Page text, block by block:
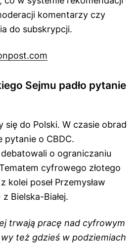
komentarzy czy
do subskrypcji.
Sejmu padło pytanie
się do Polski. W czasie obrad
pytanie o CBDC.
o ograniczaniu
cyfrowego złotego
kolei poseł Przemysław
Bielska-Białej.
trwają pracę nad cyfrowym
też gdzieś w podziemiach